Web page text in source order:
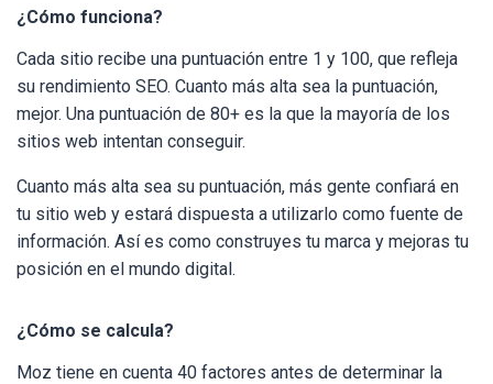
¿Cómo funciona?
Cada sitio recibe una puntuación entre 1 y 100, que refleja
su rendimiento SEO. Cuanto más alta sea la puntuación,
mejor. Una puntuación de 80+ es la que la mayoría de los
sitios web intentan conseguir.
Cuanto más alta sea su puntuación, más gente confiará en
tu sitio web y estará dispuesta a utilizarlo como fuente de
información. Así es como construyes tu marca y mejoras tu
posición en el mundo digital.
¿Cómo se calcula?
Moz tiene en cuenta 40 factores antes de determinar la